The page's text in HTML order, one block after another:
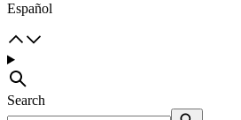
Español
Search